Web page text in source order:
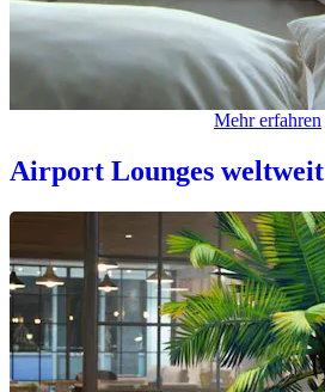
Mehr erfahren
Airport Lounges weltweit